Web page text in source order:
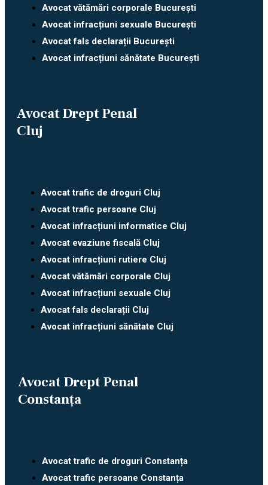
Avocat vătămări corporale București
Avocat infracțiuni sexuale București
Avocat fals declarații București
Avocat infracțiuni sănătate București
Avocat Drept Penal
Cluj
Avocat trafic de droguri Cluj
Avocat trafic persoane Cluj
Avocat infracțiuni informatice Cluj
Avocat evaziune fiscală Cluj
Avocat infracțiuni rutiere Cluj
Avocat vătămări corporale Cluj
Avocat infracțiuni sexuale Cluj
Avocat fals declarații Cluj
Avocat infracțiuni sănătate Cluj
Avocat Drept Penal
Constanța
Avocat trafic de droguri Constanța
Avocat trafic persoane Constanța